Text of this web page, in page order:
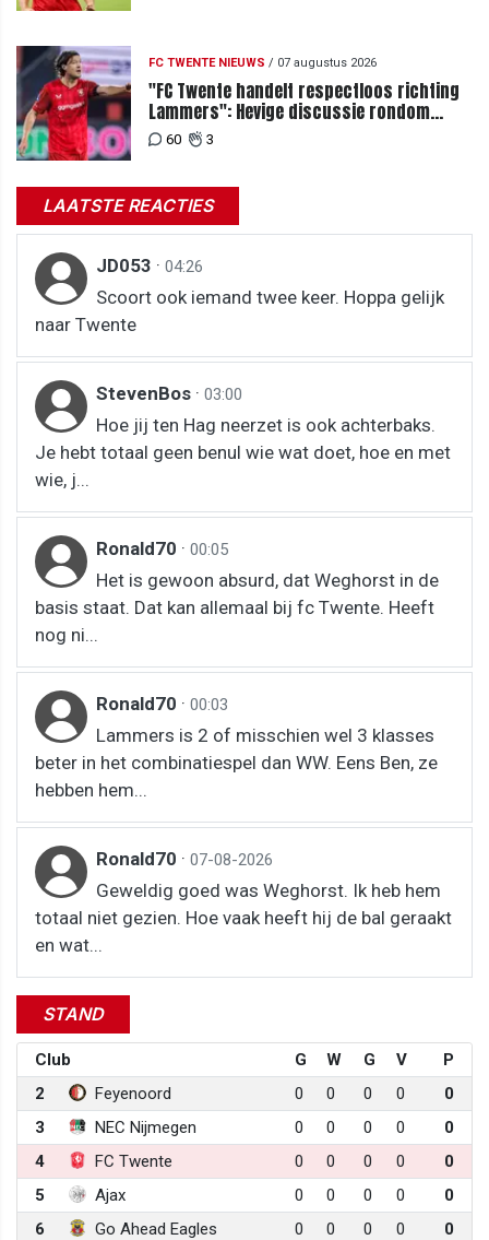
FC TWENTE NIEUWS / 07 augustus 2026
"FC Twente handelt respectloos richting
Lammers": Hevige discussie rondom
degradatie tot derde spits
60 3
LAATSTE REACTIES
JD053 · 04:26
Scoort ook iemand twee keer. Hoppa gelijk
naar Twente
StevenBos · 03:00
Hoe jij ten Hag neerzet is ook achterbaks.
Je hebt totaal geen benul wie wat doet, hoe en met
wie, j...
Ronald70 · 00:05
Het is gewoon absurd, dat Weghorst in de
basis staat. Dat kan allemaal bij fc Twente. Heeft
nog ni...
Ronald70 · 00:03
Lammers is 2 of misschien wel 3 klasses
beter in het combinatiespel dan WW. Eens Ben, ze
hebben hem...
Ronald70 · 07-08-2026
Geweldig goed was Weghorst. Ik heb hem
totaal niet gezien. Hoe vaak heeft hij de bal geraakt
en wat...
STAND
Club G W G V
P
2
Feyenoord 0 0 0 0
0
3
NEC Nijmegen 0 0 0 0
0
4
FC Twente 0 0 0 0
0
5
Ajax 0 0 0 0
0
6
Go Ahead Eagles 0 0 0 0 0